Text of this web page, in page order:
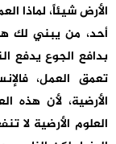
الأرض شيئاً، لماذا
أحد، من يبني لك
بدافع الجوع يدفع
تعمق العمل،
الأرضية، لأن هذه
العلوم الأرضية لا